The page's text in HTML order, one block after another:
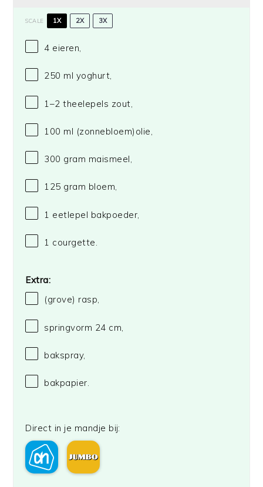
SCALE 1X 2X 3X
4 eieren,
250 ml yoghurt,
1 –2 theelepels zout,
100 ml (zonnebloem)olie,
300 gram maismeel,
125 gram bloem,
1 eetlepel bakpoeder,
1 courgette.
Extra:
(grove) rasp,
springvorm 24 cm,
bakspray,
bakpapier.
Direct in je mandje bij: